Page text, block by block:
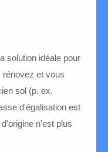
solution idéale pour
rénovez et vous
sol (p. ex.
d'égalisation est
n'est plus